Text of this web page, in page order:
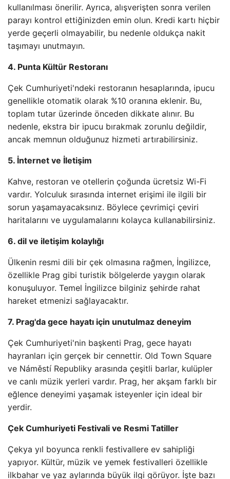
kullanılması önerilir. Ayrıca, alışverişten sonra verilen
parayı kontrol ettiğinizden emin olun. Kredi kartı hiçbir
yerde geçerli olmayabilir, bu nedenle oldukça nakit
taşımayı unutmayın.
4. Punta Kültür Restoranı
Çek Cumhuriyeti'ndeki restoranın hesaplarında, ipucu
genellikle otomatik olarak %10 oranına eklenir. Bu,
toplam tutar üzerinde önceden dikkate alınır. Bu
nedenle, ekstra bir ipucu bırakmak zorunlu değildir,
ancak memnun olduğunuz hizmeti artırabilirsiniz.
5. İnternet ve İletişim
Kahve, restoran ve otellerin çoğunda ücretsiz Wi-Fi
vardır. Yolculuk sırasında internet erişimi ile ilgili bir
sorun yaşamayacaksınız. Böylece çevrimiçi çeviri
haritalarını ve uygulamalarını kolayca kullanabilirsiniz.
6. dil ve iletişim kolaylığı
Ülkenin resmi dili bir çek olmasına rağmen, İngilizce,
özellikle Prag gibi turistik bölgelerde yaygın olarak
konuşuluyor. Temel İngilizce bilginiz şehirde rahat
hareket etmenizi sağlayacaktır.
7. Prag'da gece hayatı için unutulmaz deneyim
Çek Cumhuriyeti'nin başkenti Prag, gece hayatı
hayranları için gerçek bir cennettir. Old Town Square
ve Náměstí Republiky arasında çeşitli barlar, kulüpler
ve canlı müzik yerleri vardır. Prag, her akşam farklı bir
eğlence deneyimi yaşamak isteyenler için ideal bir
yerdir.
Çek Cumhuriyeti Festivali ve Resmi Tatiller
Çekya yıl boyunca renkli festivallere ev sahipliği
yapıyor. Kültür, müzik ve yemek festivalleri özellikle
ilkbahar ve yaz aylarında büyük ilgi görüyor. İşte bazı